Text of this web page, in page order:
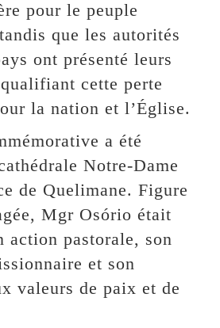
pour le peuple
que les autorités
ont présenté leurs
cette perte
la nation et l’Église.
a été
Notre-Dame
de Quelimane. Figure
Mgr Osório était
action pastorale, son
et son
valeurs de paix et de